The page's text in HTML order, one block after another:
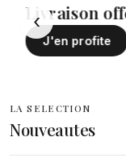
Livraison
J'en profite
‹
LA SELECTION
Nouveautes